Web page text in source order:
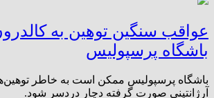
عواقب سنگین توهین به
باشگاه پرسپولیس
باشگاه پرسپولیس ممکن است به خاطر
آرژانتینی صورت گرفته دچار دردسر شود.